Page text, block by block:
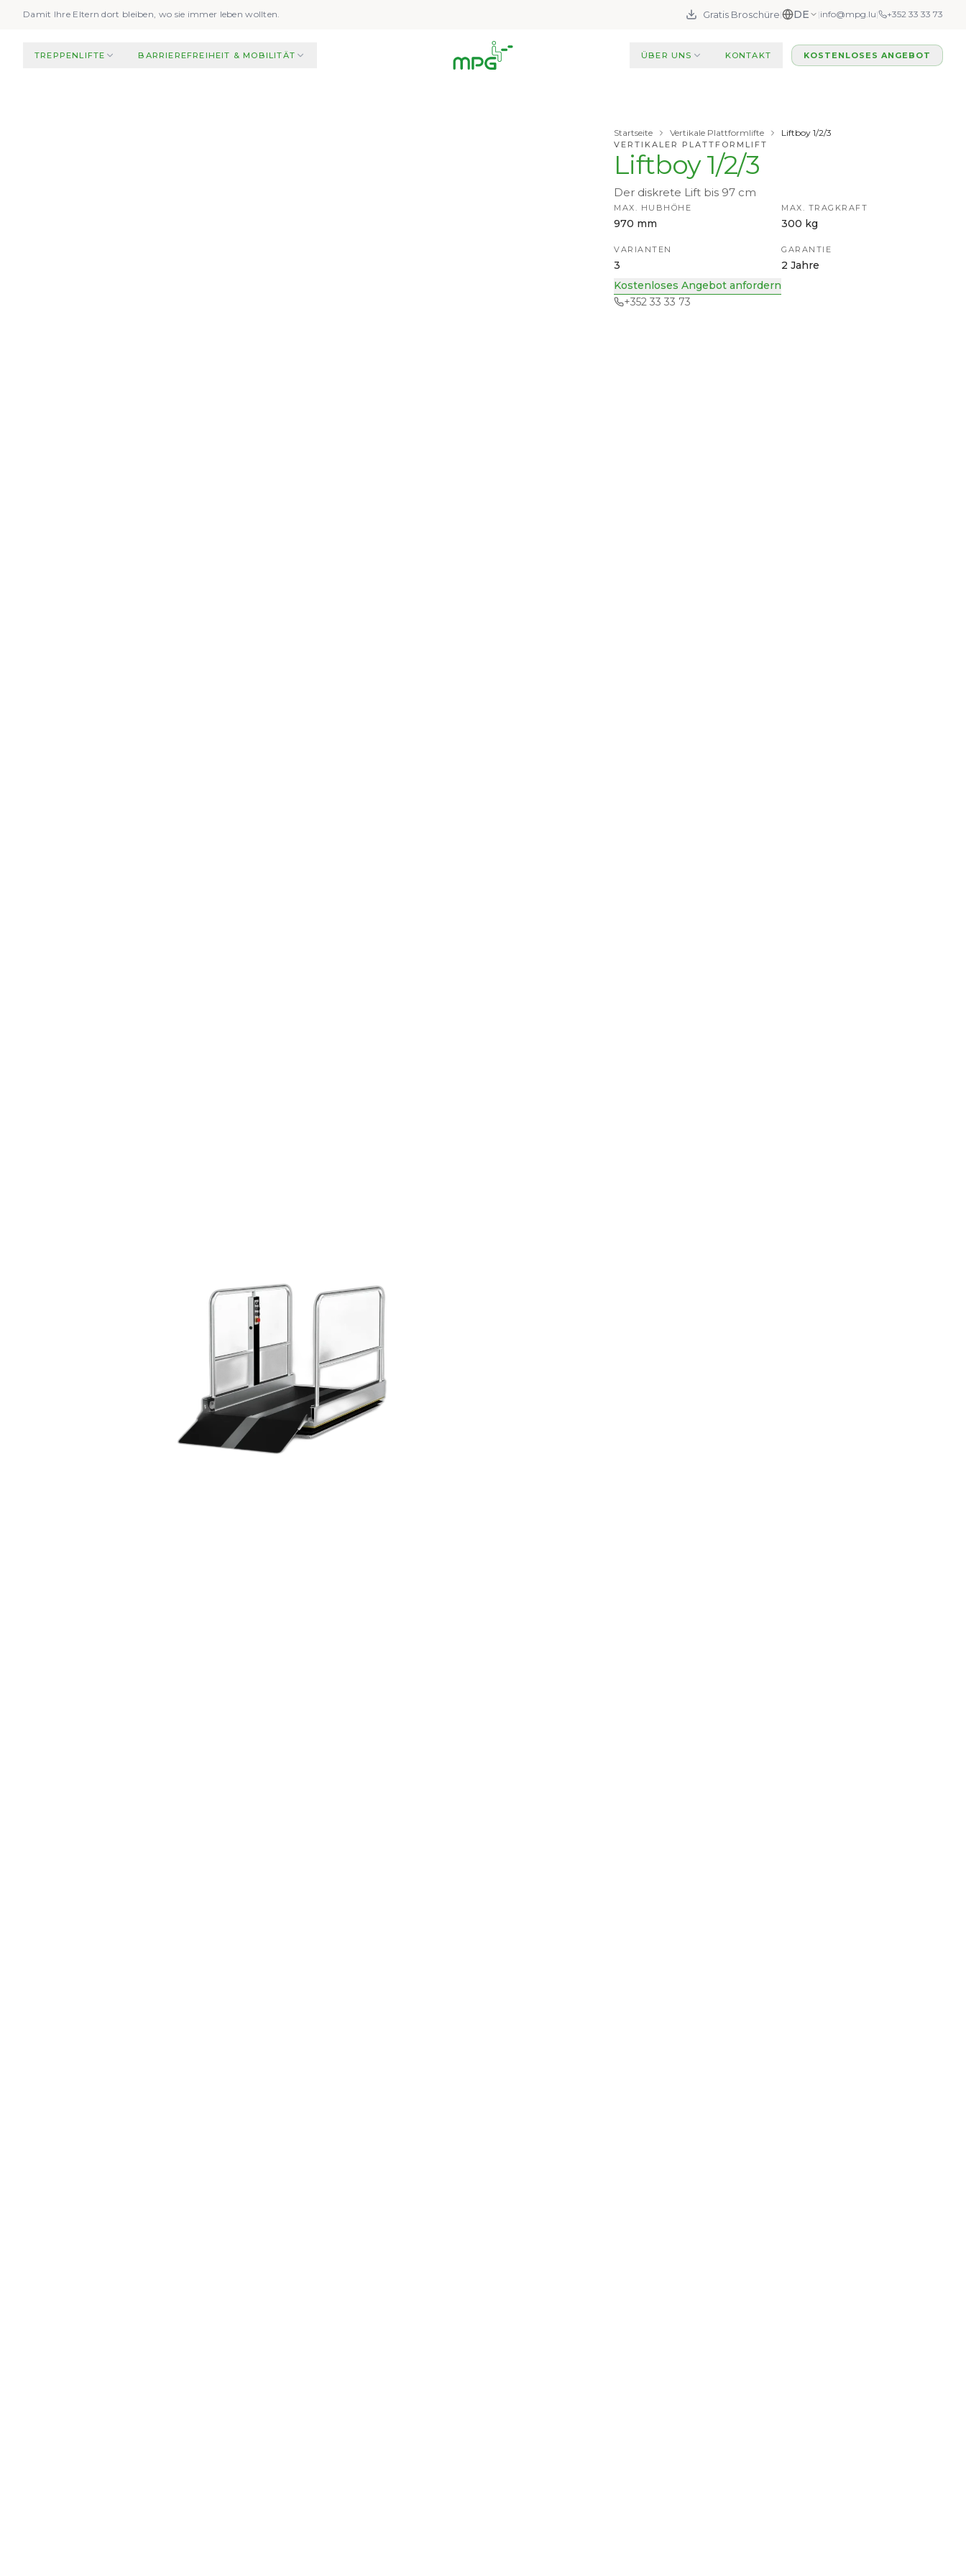
Damit Ihre Eltern dort bleiben, wo sie immer leben wollten. Gratis Broschüre| DE |info@mpg.lu| +352 33 33 73
TREPPENLIFTE BARRIEREFREIHEIT & MOBILITÄT ÜBER UNS KONTAKT KOSTENLOSES ANGEBOT
Startseite Vertikale Plattformlifte Liftboy 1/2/3
VERTIKALER PLATTFORMLIFT
Liftboy 1/2/3
Der diskrete Lift bis 97 cm
MAX. HUBHÖHE
970 mm
MAX. TRAGKRAFT
300 kg
VARIANTEN
3
GARANTIE
2 Jahre
Kostenloses Angebot anfordern
+352 33 33 73